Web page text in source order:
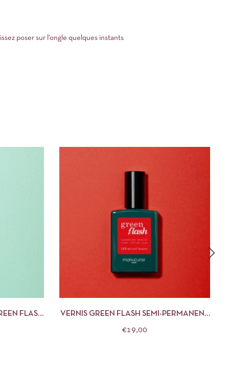
poser sur l’ongle quelques instants
FLASH
VERNIS GREEN FLASH SEMI-PERMANENT
€19,00